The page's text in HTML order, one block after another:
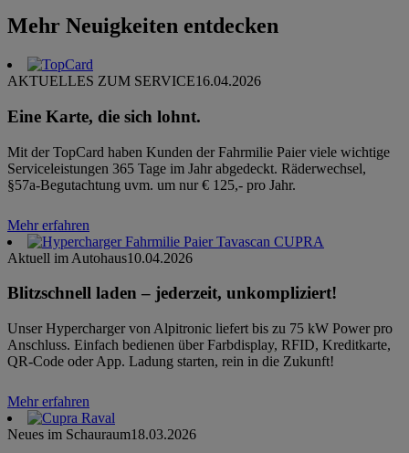
Mehr Neuigkeiten entdecken
AKTUELLES ZUM SERVICE16.04.2026
Eine Karte, die sich lohnt.
Mit der TopCard haben Kunden der Fahrmilie Paier viele wichtige
Serviceleistungen 365 Tage im Jahr abgedeckt. Räderwechsel,
§57a-Begutachtung uvm. um nur € 125,- pro Jahr.
Mehr erfahren
Aktuell im Autohaus10.04.2026
Blitzschnell laden – jederzeit, unkompliziert!
Unser Hypercharger von Alpitronic liefert bis zu 75 kW Power pro
Anschluss. Einfach bedienen über Farbdisplay, RFID, Kreditkarte,
QR-Code oder App. Ladung starten, rein in die Zukunft!
Mehr erfahren
Neues im Schauraum18.03.2026